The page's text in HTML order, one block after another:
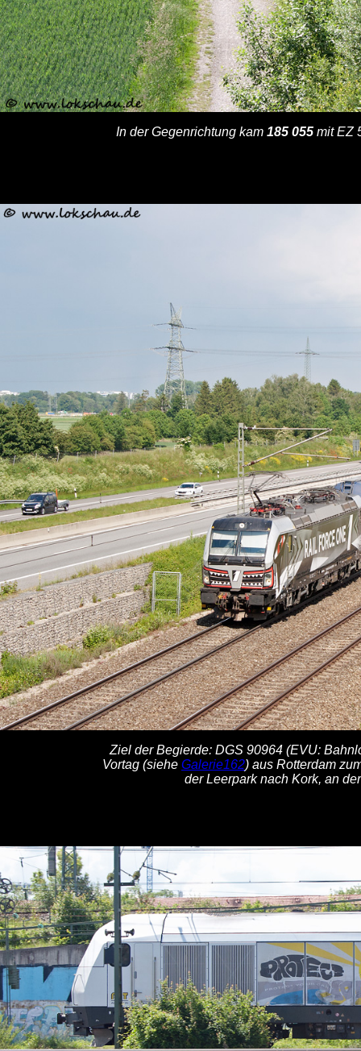
In der Gegenrichtung kam 185 055mit EZ
Ziel der Begierde: DGS 90964 (EVU:
Vortag (siehe Galerie162) aus Rotterdam
der Leerpark nach Kork, an